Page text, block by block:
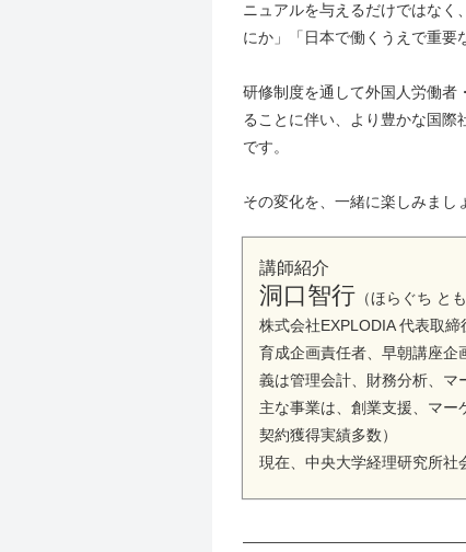
ニュアルを与えるだけではなく
にか」「日本で働くうえで重要
研修制度を通して外国人労働者
ることに伴い、より豊かな国際
です。
その変化を、一緒に楽しみまし
講師紹介
洞口智行（ほらぐち とも
株式会社EXPLODIA 代表取
育成企画責任者、早朝講座企
義は管理会計、財務分析、マ
主な事業は、創業支援、マー
契約獲得実績多数）
現在、中央大学経理研究所社